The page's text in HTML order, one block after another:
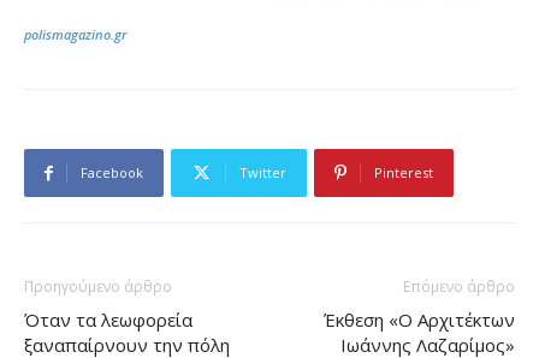
polismagazino.gr
Facebook Twitter Pinterest
Προηγούμενο άρθρο
Όταν τα λεωφορεία
ξαναπαίρνουν την πόλη
Επόμενο άρθρο
Έκθεση «Ο Αρχιτέκτων
Ιωάννης Λαζαρίμος»